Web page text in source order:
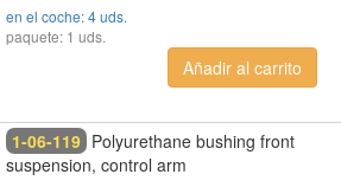
en el coche: 4 uds.
paquete: 1 uds.
Añadir al carrito
1-06-119 Polyurethane bushing front
suspension, control arm